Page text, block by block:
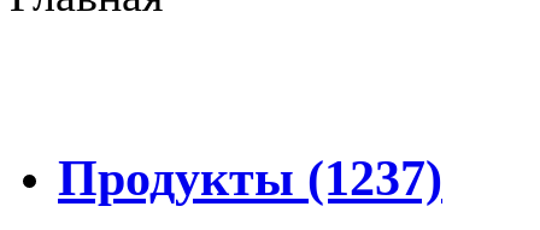
Продукты (1237)